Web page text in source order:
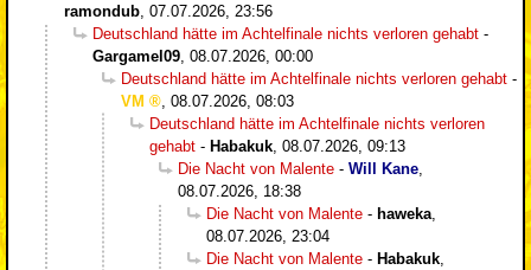
ramondub 07.07.2026, 23:56
Deutschland hätte im Achtelfinale nichts verloren gehabt -
Gargamel09 08.07.2026, 00:00
Deutschland hätte im Achtelfinale nichts verloren gehabt -
VM
08.07.2026, 08:03
Deutschland hätte im Achtelfinale nichts verloren
gehabt - Habakuk 08.07.2026, 09:13
Die Nacht von Malente - Will Kane
08.07.2026, 18:38
Die Nacht von Malente - haweka
08.07.2026, 23:04
Die Nacht von Malente - Habakuk